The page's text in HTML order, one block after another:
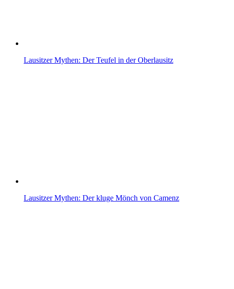
Lausitzer Mythen: Der Teufel in der Oberlausitz
Lausitzer Mythen: Der kluge Mönch von Camenz